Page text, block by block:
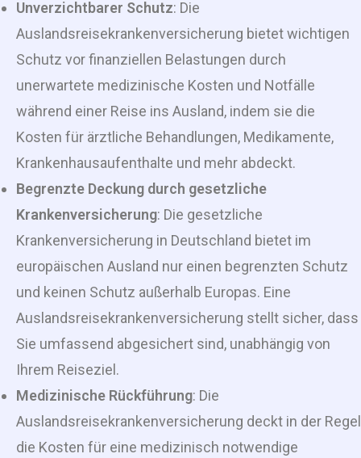
Unverzichtbarer Schutz: Die
Auslandsreisekrankenversicherung bietet wichtigen
Schutz vor finanziellen Belastungen durch
unerwartete medizinische Kosten und Notfälle
während einer Reise ins Ausland, indem sie die
Kosten für ärztliche Behandlungen, Medikamente,
Krankenhausaufenthalte und mehr abdeckt.
Begrenzte Deckung durch gesetzliche
Krankenversicherung: Die gesetzliche
Krankenversicherung in Deutschland bietet im
europäischen Ausland nur einen begrenzten Schutz
und keinen Schutz außerhalb Europas. Eine
Auslandsreisekrankenversicherung stellt sicher, dass
Sie umfassend abgesichert sind, unabhängig von
Ihrem Reiseziel.
Medizinische Rückführung: Die
Auslandsreisekrankenversicherung deckt in der Regel
die Kosten für eine medizinisch notwendige